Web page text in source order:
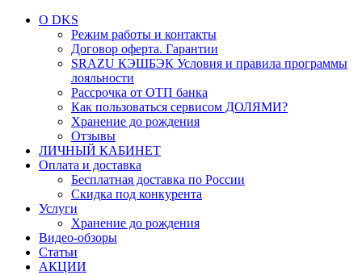
О DKS
Режим работы и контакты
Договор оферта. Гарантии
SRAZU КЭШБЭК Условия и правила программы
лояльности
Рассрочка от ОТП банка
Как пользоваться сервисом ДОЛЯМИ?
Хранение до рождения
Отзывы
ЛИЧНЫЙ КАБИНЕТ
Оплата и доставка
Бесплатная доставка по России
Скидка под конкурента
Услуги
Хранение до рождения
Видео-обзоры
Статьи
АКЦИИ